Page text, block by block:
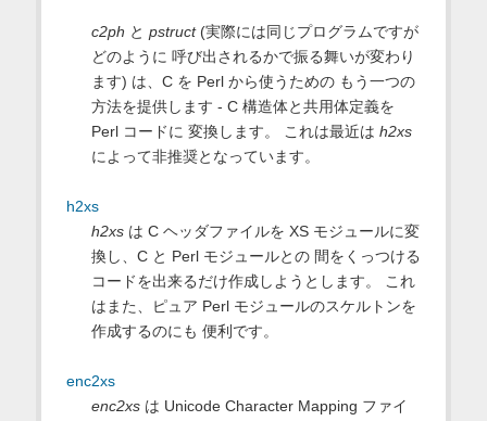
c2ph と pstruct(実際には同じプログラムですが
どのように 呼び出されるかで振る舞いが変わり
ます) は、C を Perl から使うための もう一つの
方法を提供します - C 構造体と共用体定義を
Perl コードに 変換します。 これは最近は h2xs
によって非推奨となっています。
h2xs
h2xsは C ヘッダファイルを XS モジュールに変
換し、C と Perl モジュールとの 間をくっつける
コードを出来るだけ作成しようとします。 これ
はまた、ピュア Perl モジュールのスケルトンを
作成するのにも 便利です。
enc2xs
enc2xsは Unicode Character Mapping ファイ